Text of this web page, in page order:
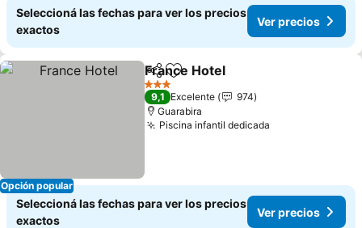
Seleccioná las fechas para ver los precios
exactos
Ver precios
Opción popular
CompartirAñadir a favoritos
France Hotel
3 Estrellas
9,1 Excelente
974
Guarabira
Piscina infantil dedicada
Seleccioná las fechas para ver los precios
exactos
Ver precios